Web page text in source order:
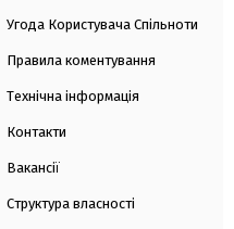
Угода Користувача Спільноти
Правила коментування
Технічна інформація
Контакти
Вакансії
Структура власності